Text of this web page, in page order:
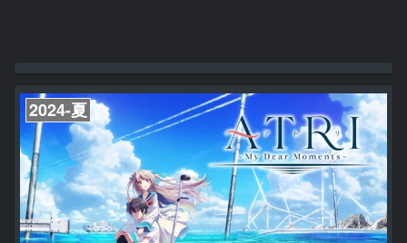
2024-夏